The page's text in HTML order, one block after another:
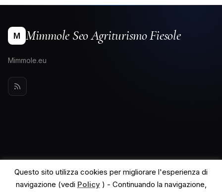
M Mimmole Seo Agriturismo Fiesole
Mimmole.eu
© 2026 Mimmole Seo Agriturismo Fiesole. All rights reserved.
Questo sito utilizza cookies per migliorare l'esperienza di
navigazione (vedi Policy) - Continuando la navigazione,